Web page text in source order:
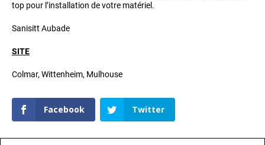
top pour l’installation de votre matériel.
Sanisitt Aubade
SITE
Colmar, Wittenheim, Mulhouse
Facebook Twitter